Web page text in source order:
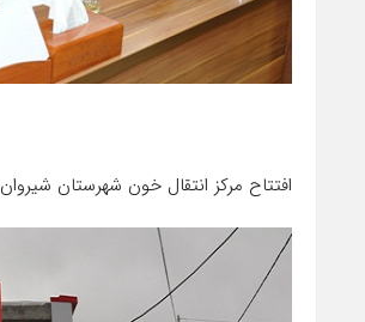
افتتاح مرکز انتقال خون شهرستان شیروان